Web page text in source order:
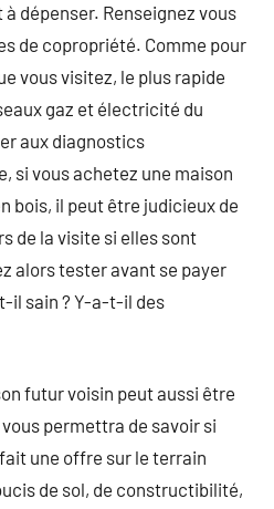
dépenser. Renseignez vous
de copropriété. Comme pour
vous visitez, le plus rapide
gaz et électricité du
aux diagnostics
si vous achetez une maison
bois, il peut être judicieux de
de la visite si elles sont
alors tester avant se payer
il sain ? Y-a-t-il des
futur voisin peut aussi être
permettra de savoir si
une offre sur le terrain
de sol, de constructibilité,